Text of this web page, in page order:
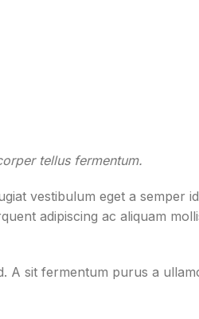
tellus fermentum.
vestibulum eget a semper
adipiscing ac aliquam
A sit fermentum purus a